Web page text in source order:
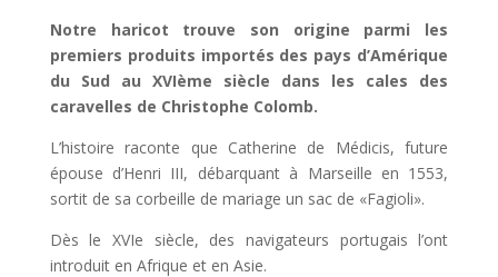
Notre haricot trouve son origine parmi les
premiers produits importés des pays d’Amérique
du Sud au XVIème siècle dans les cales des
caravelles de Christophe Colomb.
L’histoire raconte que Catherine de Médicis, future
épouse d’Henri III, débarquant à Marseille en 1553,
sortit de sa corbeille de mariage un sac de «Fagioli».
Dès le XVIe siècle, des navigateurs portugais l’ont
introduit en Afrique et en Asie.